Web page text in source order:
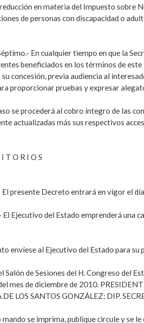
en materia del Impuesto sobre
de personas con discapacidad o
En cualquier tiempo en que la
beneficiados en los términos de
su concesión, previa audiencia al
proporcionar pruebas y expresar
se procederá al cobro íntegro de las
actualizadas más sus respectivos
T O R I O S
presente Decreto entrará en vigor el día
El Ejecutivo del Estado emprenderá una
envíese al Ejecutivo del Estado para
Salón de Sesiones del H. Congreso del
mes de diciembre de 2010.
LOS SANTOS GONZÁLEZ; DIP.
se imprima, publique circule y se